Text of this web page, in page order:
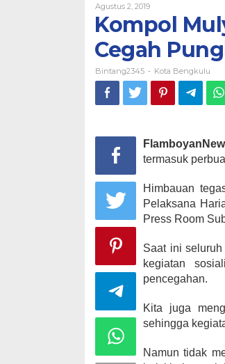
Agustus 2, 2019Oleh
Bintang2345
Kompol
Cegah
Bintang2345 - Kota Bengkulu
termasuk
Himbauan
Pelaksana
Press Room
Saat ini
kegiatan
pencegahan.
Kita juga
sehingga
Namun tidak